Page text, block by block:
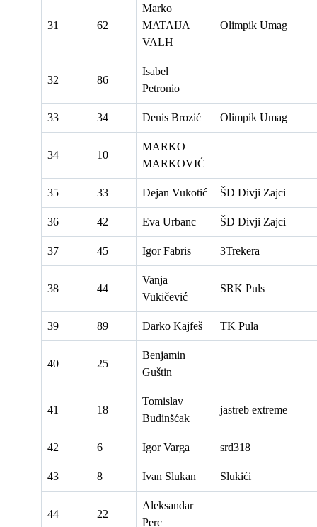
31 62
Marko
MATAIJA
VALH
Olimpik Umag
32 86
Isabel
Petronio
33 34 Denis Brozić Olimpik Umag
34 10
MARKO
MARKOVIĆ
35 33 Dejan Vukotić ŠD Divji Zajci
36 42 Eva Urbanc ŠD Divji Zajci
37 45 Igor Fabris 3Trekera
38 44
Vanja
Vukičević
SRK Puls
39 89 Darko Kajfeš TK Pula
40 25
Benjamin
Guštin
41 18
Tomislav
Budinšćak
jastreb extreme
42 6 Igor Varga srd318
43 8 Ivan Slukan Slukići
44 22
Aleksandar
Perc